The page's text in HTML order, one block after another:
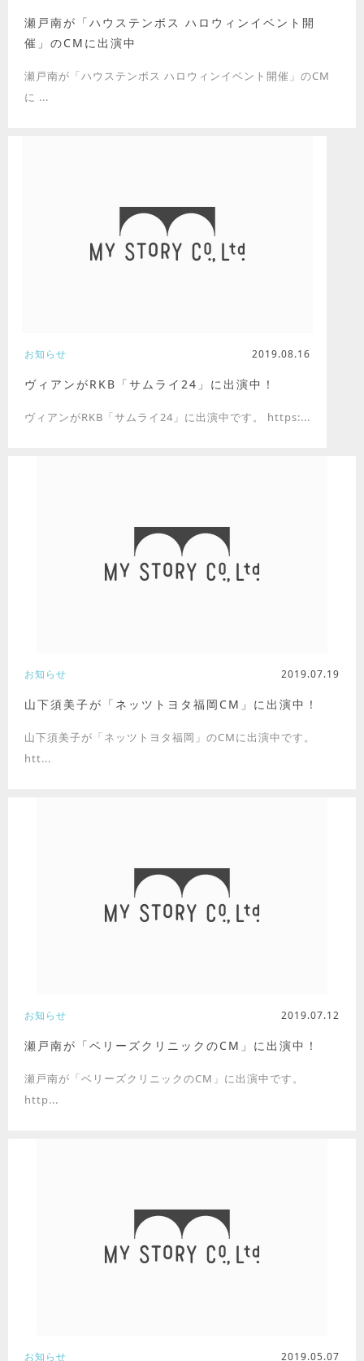
瀬戸南が「ハウステンボス ハロウィンイベント開
催」のCMに出演中
瀬戸南が「ハウステンボス ハロウィンイベント開催」のCM
に ...
ヴィアンがRKB「サムライ24」に出演中！
お知らせ 2019.08.16
ヴィアンがRKB「サムライ24」に出演中です。 https:...
山下須美子が「ネッツトヨタ福岡CM」に出演中！
お知らせ 2019.07.19
山下須美子が「ネッツトヨタ福岡」のCMに出演中です。
htt...
瀬戸南が「ベリーズクリニックのCM」に出演中！
お知らせ 2019.07.12
瀬戸南が「ベリーズクリニックのCM」に出演中です。
http...
お知らせ 2019.05.07